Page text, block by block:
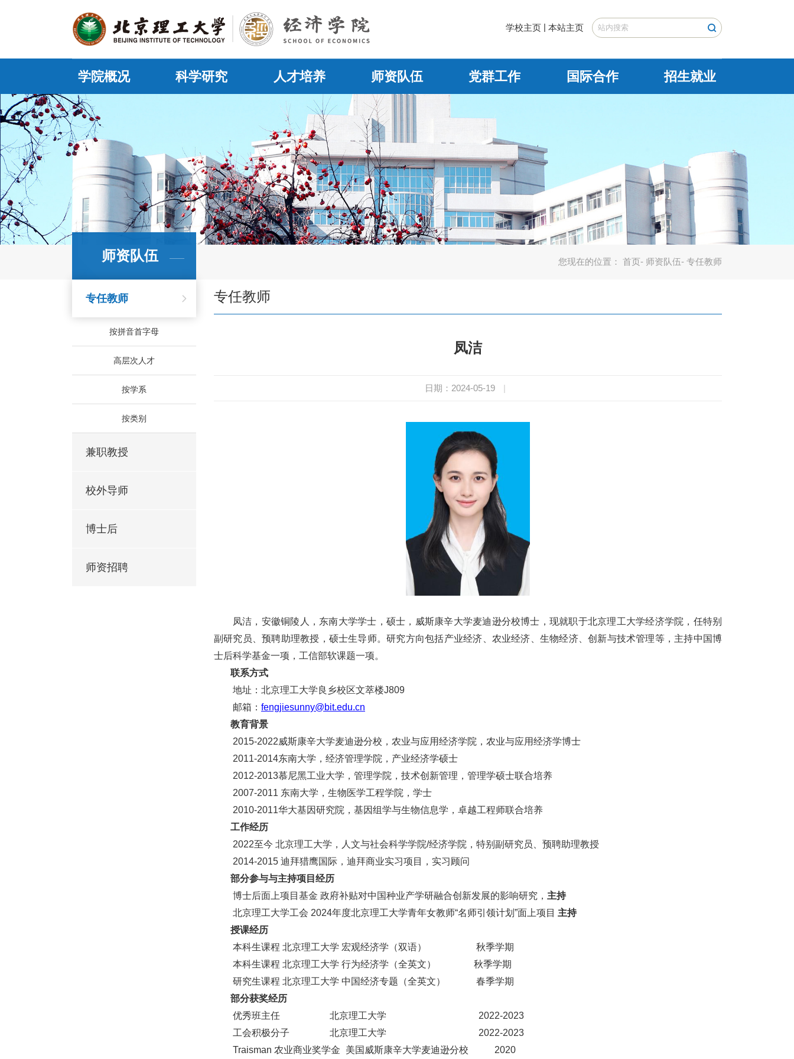
学校主页 | 本站主页
学院概况 科学研究 人才培养 师资队伍 党群工作 国际合作 招生就业
您现在的位置： 首页- 师资队伍- 专任教师
师资队伍
专任教师
按拼音首字母
高层次人才
按学系
按类别
兼职教授
校外导师
博士后
师资招聘
专任教师
凤洁
日期：2024-05-19 |
凤洁 ， 安徽铜陵 人， 东南大学学士，硕士，威斯康辛大学麦迪逊分校博士， 现就职于北京理工大学经济学院， 任特别
副研究员 、预聘助理教授 ，硕士生导师。研究方向包括产业经济 农业经济、生物经济、创新与技术管理等，主持中国博
士后科学基金一项 ，工信部软课题一项。
联系方式
地址： 北京理工大学良乡校区文萃楼J809
邮箱： fengjiesunny@bit.edu.cn
教育背景
2015-2022威斯康辛大学麦迪逊分校 ， 农业与应用经济学院 ， 农业与应用经济学博士
2011-2014东南大学 ， 经济管理学院 ， 产业经济学硕士
2012-2013慕尼黑工业大学 ， 管理学院 ， 技术创新管理 ，管理学硕士联合培养
2007-2011 东南大学 ， 生物医学工程学院，学士
2010-2011华大基因研究院 ， 基因组学与生物信息学 ， 卓越工程师联合培养
工作经历
2022至今 北京理工大学， 人文与社会科学学院/经济学院， 特别副研究员
预聘助理教授
2014-2015 迪拜猎鹰国际，迪拜商业实习项目 ， 实习顾问
部分参与与主持项目经历
博士后面上项目基金 政府补贴对中国种业产学研融合创新发展的影响研究， 主持
北京理工大学工会 2024年度北京理工大学青年女教师“名师引领计划 ”面上项目 主持
授课经历
本科生课程 北京理工大学 宏观经济学（双语）
秋季学期
本科生课程 北京理工大学 行为经济学（全英文）
秋季学期
研究生课程 北京理工大学 中国经济专题（全英文）
春季学期
部分获奖经历
优秀班主任
北京理工大学
2022-2023
工会积极分子
北京理工大学
2022-2023
Traisman 农业商业奖学金 美国威斯康辛大学麦迪逊分校 2020